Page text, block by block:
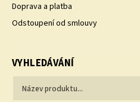
Doprava a platba
Odstoupení od smlouvy
VYHLEDÁVÁNÍ